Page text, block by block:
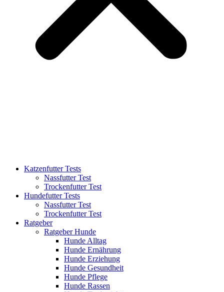
Katzenfutter Tests
Nassfutter Test
Trockenfutter Test
Hundefutter Tests
Nassfutter Test
Trockenfutter Test
Ratgeber
Ratgeber Hunde
Hunde Alltag
Hunde Ernährung
Hunde Erziehung
Hunde Gesundheit
Hunde Pflege
Hunde Rassen